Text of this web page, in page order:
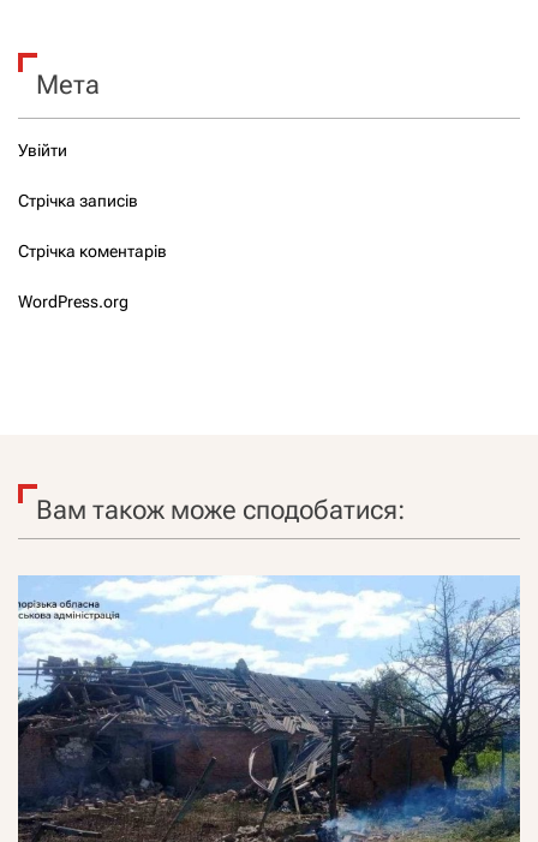
Мета
Увійти
Стрічка записів
Стрічка коментарів
WordPress.org
Вам також може сподобатися: